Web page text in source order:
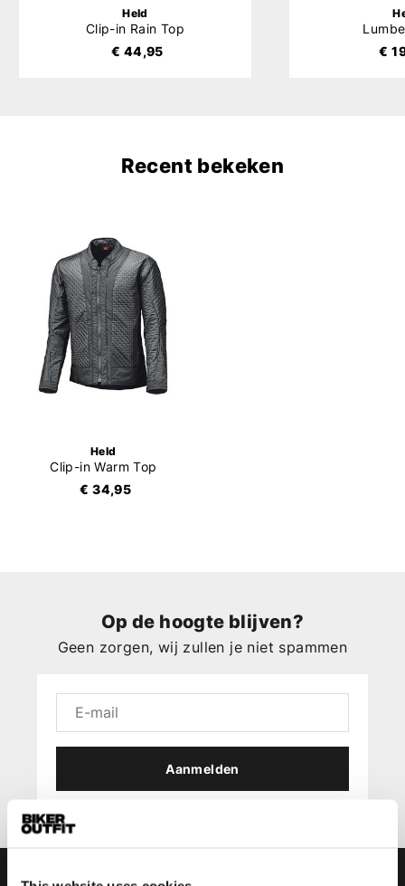
Held
Clip-in Rain Top
€ 44,95
€
Recent bekeken
Held
Clip-in Warm Top
€ 34,95
Op de hoogte blijven?
Geen zorgen, wij zullen je niet spammen
Aanmelden